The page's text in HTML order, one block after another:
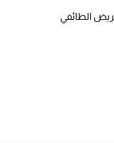
الطائفي